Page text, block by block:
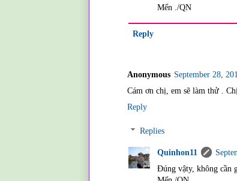
Mến ./QN
Reply
Anonymous September 28,
Cám ơn chị, em sẽ làm thử .
Reply
Replies
Quinhon11
Đúng vậty, không cần